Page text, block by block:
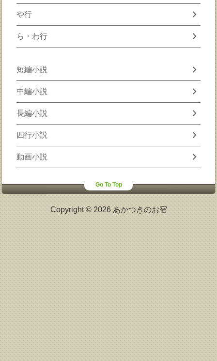
や行 chevron_right
ら・わ行 chevron_right
短編小説 chevron_right
中編小説 chevron_right
長編小説 chevron_right
四行小説 chevron_right
動画小説 chevron_right
Go To Top
Copyright © 2026 あかつきのお宿